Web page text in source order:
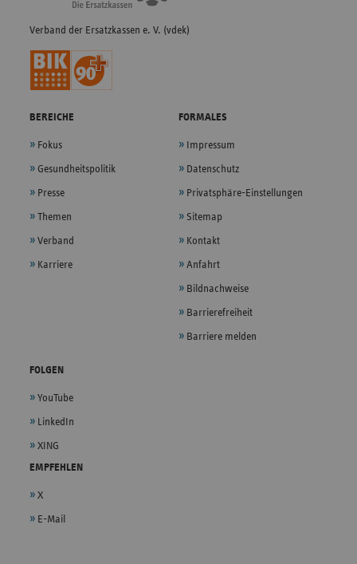
Verband der Ersatzkassen e. V. (vdek)
BEREICHE
Fokus
Gesundheitspolitik
Presse
Themen
Verband
Karriere
FORMALES
Impressum
Datenschutz
Privatsphäre-Einstellungen
Sitemap
Kontakt
Anfahrt
Bildnachweise
Barrierefreiheit
Barriere melden
FOLGEN
YouTube
LinkedIn
XING
EMPFEHLEN
X
E-Mail